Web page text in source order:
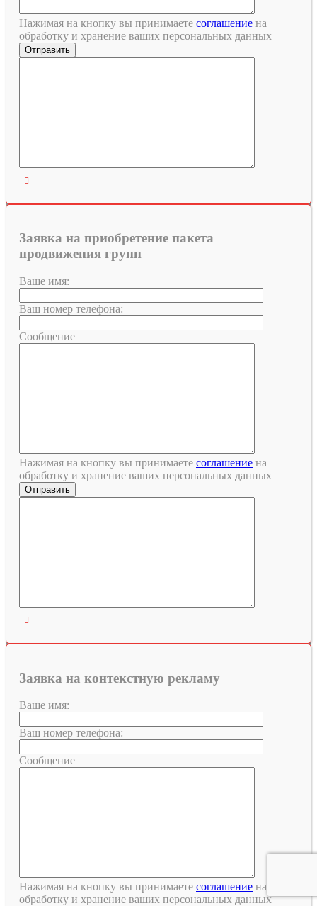
Нажимая на кнопку вы принимаете соглашение на
обработку и хранение ваших персональных данных

Заявка на приобретение пакета
продвижения групп
Ваше имя:
Ваш номер телефона:
Сообщение
Нажимая на кнопку вы принимаете соглашение на
обработку и хранение ваших персональных данных

Заявка на контекстную рекламу
Ваше имя:
Ваш номер телефона:
Сообщение
Нажимая на кнопку вы принимаете соглашение на
обработку и хранение ваших персональных данных